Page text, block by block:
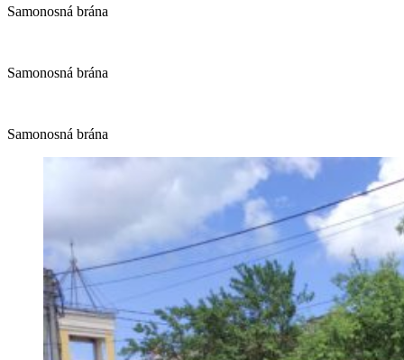
Samonosná brána
Samonosná brána
Samonosná brána